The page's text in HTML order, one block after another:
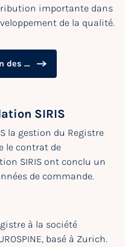
importante dans
de la qualité.
SIRIS
la gestion du Registre
le contrat de
SIRIS ont conclu un
de commande.
à la société
basé à Zurich.